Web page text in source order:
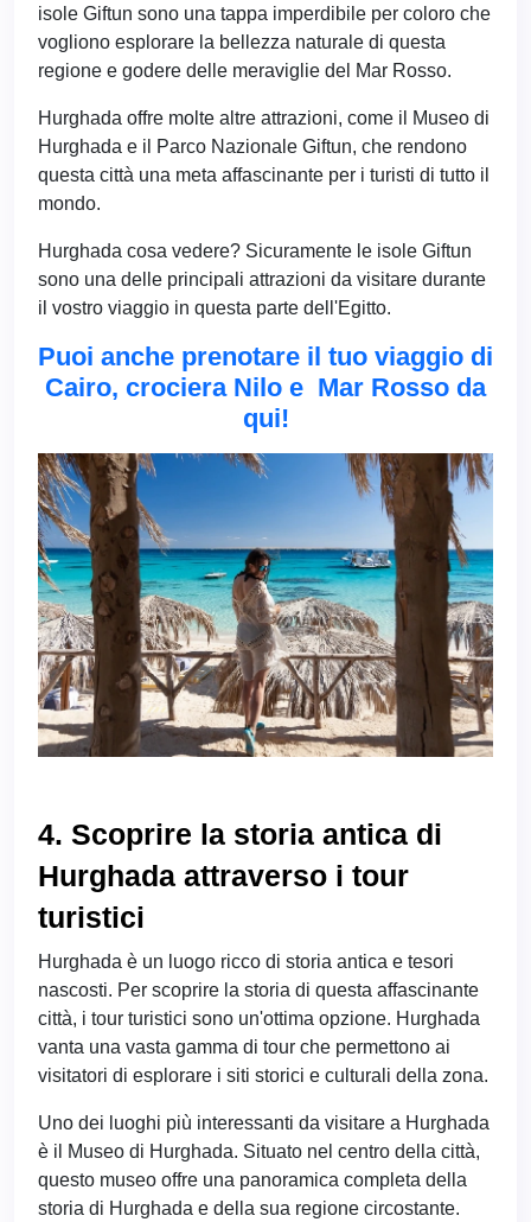
isole Giftun sono una tappa imperdibile per coloro che
vogliono esplorare la bellezza naturale di questa
regione e godere delle meraviglie del Mar Rosso.
Hurghada offre molte altre attrazioni, come il Museo di
Hurghada e il Parco Nazionale Giftun, che rendono
questa città una meta affascinante per i turisti di tutto il
mondo.
Hurghada cosa vedere? Sicuramente le isole Giftun
sono una delle principali attrazioni da visitare durante
il vostro viaggio in questa parte dell'Egitto.
Puoi anche prenotare il tuo viaggio di
Cairo, crociera Nilo e Mar Rosso da
qui!
4. Scoprire la storia antica di
Hurghada attraverso i tour
turistici
Hurghada è un luogo ricco di storia antica e tesori
nascosti. Per scoprire la storia di questa affascinante
città, i tour turistici sono un'ottima opzione. Hurghada
vanta una vasta gamma di tour che permettono ai
visitatori di esplorare i siti storici e culturali della zona.
Uno dei luoghi più interessanti da visitare a Hurghada
è il Museo di Hurghada. Situato nel centro della città,
questo museo offre una panoramica completa della
storia di Hurghada e della sua regione circostante.